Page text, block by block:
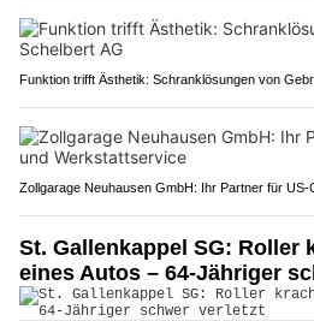
Funktion trifft Ästhetik: Schranklösungen von
Zollgarage Neuhausen GmbH: Ihr Partner für
St. Gallenkappel SG: Roller
eines Autos – 64-Jähriger